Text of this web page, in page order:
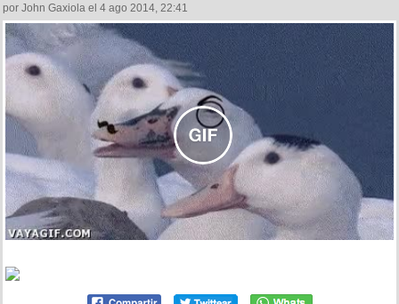
por John Gaxiola el 4 ago 2014, 22:41